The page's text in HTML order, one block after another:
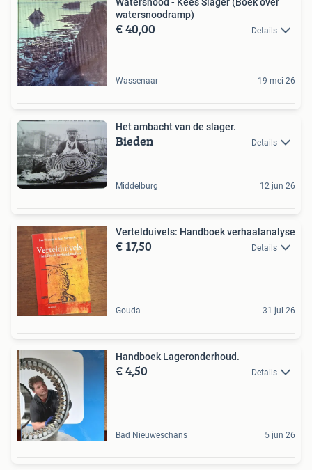
watersnoodramp)
€ 40,00 Details
Wassenaar 19 mei 26
Het ambacht van de slager.
Bieden Details
Middelburg 12 jun 26
Vertelduivels: Handboek verhaalanalyse
€ 17,50 Details
Gouda 31 jul 26
Handboek Lageronderhoud.
€ 4,50 Details
Bad Nieuweschans 5 jun 26